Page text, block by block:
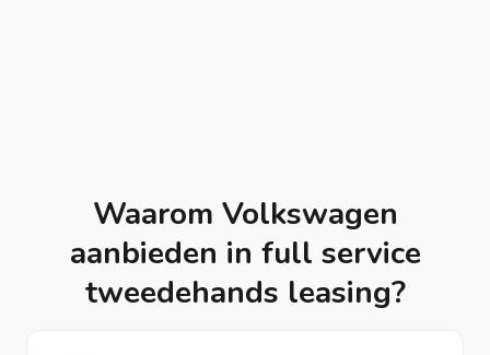
Waarom Volkswagen
aanbieden in full service
tweedehands leasing?